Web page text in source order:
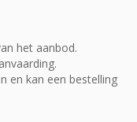
het aanbod.
en kan een bestelling